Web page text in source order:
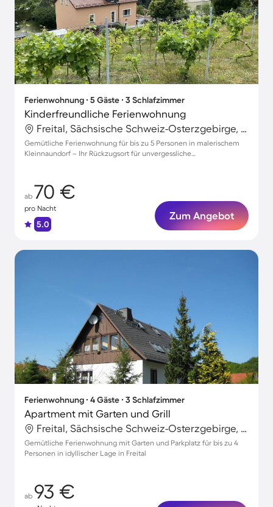
Ferienwohnung ∙ 5 Gäste ∙ 3 Schlafzimmer
Kinderfreundliche Ferienwohnung
Freital, Sächsische Schweiz-Osterzgebirge, Deutschland
Gemütliche Ferienwohnung für bis zu 5 Personen in malerischem
Kleinnaundorf – Ihr Rückzugsort für unvergessliche
ab 70 €
pro Nacht
5.0
Zum Angebot
Ferienwohnung ∙ 4 Gäste ∙ 3 Schlafzimmer
Apartment mit Garten und Grill
Freital, Sächsische Schweiz-Osterzgebirge, Deutschland
Gemütliche Ferienwohnung mit Garten und Parkplatz für bis zu 4
Personen in idyllischer Lage in Freital
ab 93 €